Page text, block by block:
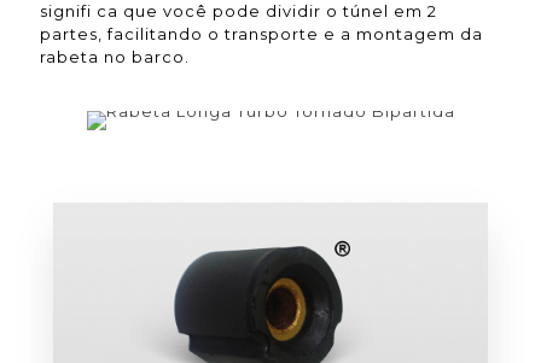
signifi ca que você pode dividir o túnel em 2
partes, facilitando o transporte e a montagem da
rabeta no barco.